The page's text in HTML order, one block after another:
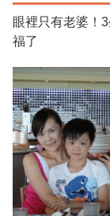
眼裡只有老婆！
福了